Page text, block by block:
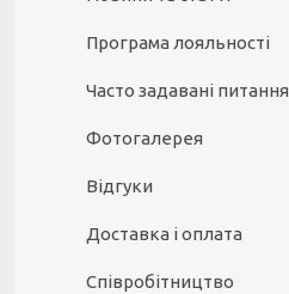
Програма лояльності
Часто задавані питання
Фотогалерея
Відгуки
Доставка і оплата
Співробітництво